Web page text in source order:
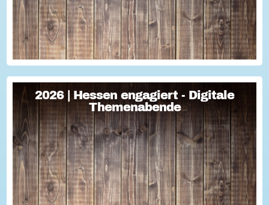
2026 | Hessen engagiert - Digitale
Themenabende
2026 | Hessen engagiert - Digitale
Themenabende
Sie haben Fragen zum Thema "Versicherung im Ehrenamt"?
Oder wollten schon immer mal lernen, wie man Engagement-
Geschichten für die Öffentlichkeitsarbeit des Vereins
nutzen kann? Dann haben wir da was!...